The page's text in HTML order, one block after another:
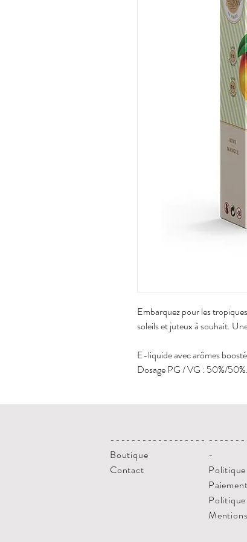
Embarquez pour les
soleils et juteux à souhait.
E-liquide avec arômes
Dosage PG / VG : 50%/50%.
------------------
Boutique
Contact
-